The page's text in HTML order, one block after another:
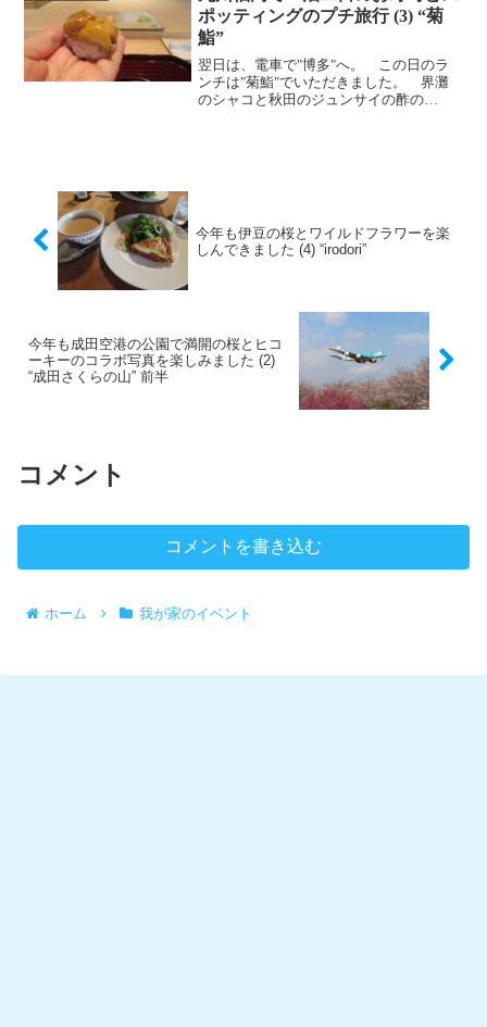
ポッティングのプチ旅行 (3) “菊
鮨”
翌日は、電車で"博多"へ。 この日のラ
ンチは"菊鮨"でいただきました。 界灘
のシャコと秋田のジュンサイの酢の
今年も伊豆の桜とワイルドフラワーを楽
しんできました (4) “irodori”
今年も成田空港の公園で満開の桜とヒコ
ーキーのコラボ写真を楽しみました (2)
“成田さくらの山” 前半
コメント
コメントを書き込む
ホーム 我が家のイベント